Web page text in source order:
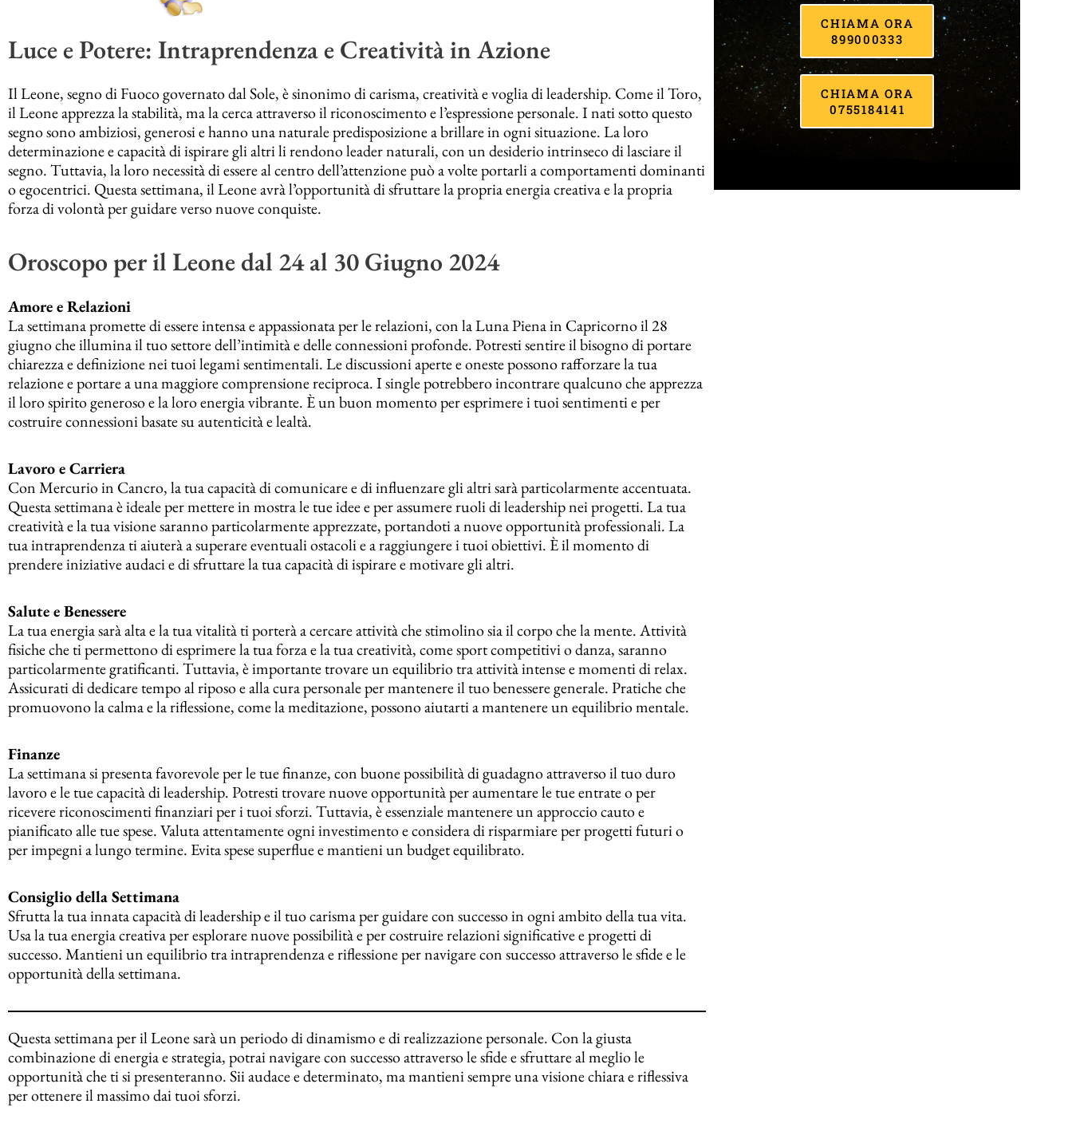
Luce e Potere: Intraprendenza e Creatività in Azione
Il Leone, segno di Fuoco governato dal Sole, è sinonimo di carisma, creatività e voglia di leadership. Come il Toro,
il Leone apprezza la stabilità, ma la cerca attraverso il riconoscimento e l’espressione personale. I nati sotto questo
segno sono ambiziosi, generosi e hanno una naturale predisposizione a brillare in ogni situazione. La loro
determinazione e capacità di ispirare gli altri li rendono leader naturali, con un desiderio intrinseco di lasciare il
segno. Tuttavia, la loro necessità di essere al centro dell’attenzione può a volte portarli a comportamenti dominanti
o egocentrici. Questa settimana, il Leone avrà l’opportunità di sfruttare la propria energia creativa e la propria
forza di volontà per guidare verso nuove conquiste.
Oroscopo per il Leone dal 24 al 30 Giugno 2024
Amore e Relazioni
La settimana promette di essere intensa e appassionata per le relazioni, con la Luna Piena in Capricorno il 28
giugno che illumina il tuo settore dell’intimità e delle connessioni profonde. Potresti sentire il bisogno di portare
chiarezza e definizione nei tuoi legami sentimentali. Le discussioni aperte e oneste possono rafforzare la tua
relazione e portare a una maggiore comprensione reciproca. I single potrebbero incontrare qualcuno che apprezza
il loro spirito generoso e la loro energia vibrante. È un buon momento per esprimere i tuoi sentimenti e per
costruire connessioni basate su autenticità e lealtà.
Lavoro e Carriera
Con Mercurio in Cancro, la tua capacità di comunicare e di influenzare gli altri sarà particolarmente accentuata.
Questa settimana è ideale per mettere in mostra le tue idee e per assumere ruoli di leadership nei progetti. La tua
creatività e la tua visione saranno particolarmente apprezzate, portandoti a nuove opportunità professionali. La
tua intraprendenza ti aiuterà a superare eventuali ostacoli e a raggiungere i tuoi obiettivi. È il momento di
prendere iniziative audaci e di sfruttare la tua capacità di ispirare e motivare gli altri.
Salute e Benessere
La tua energia sarà alta e la tua vitalità ti porterà a cercare attività che stimolino sia il corpo che la mente. Attività
fisiche che ti permettono di esprimere la tua forza e la tua creatività, come sport competitivi o danza, saranno
particolarmente gratificanti. Tuttavia, è importante trovare un equilibrio tra attività intense e momenti di relax.
Assicurati di dedicare tempo al riposo e alla cura personale per mantenere il tuo benessere generale. Pratiche che
promuovono la calma e la riflessione, come la meditazione, possono aiutarti a mantenere un equilibrio mentale.
Finanze
La settimana si presenta favorevole per le tue finanze, con buone possibilità di guadagno attraverso il tuo duro
lavoro e le tue capacità di leadership. Potresti trovare nuove opportunità per aumentare le tue entrate o per
ricevere riconoscimenti finanziari per i tuoi sforzi. Tuttavia, è essenziale mantenere un approccio cauto e
pianificato alle tue spese. Valuta attentamente ogni investimento e considera di risparmiare per progetti futuri o
per impegni a lungo termine. Evita spese superflue e mantieni un budget equilibrato.
Consiglio della Settimana
Sfrutta la tua innata capacità di leadership e il tuo carisma per guidare con successo in ogni ambito della tua vita.
Usa la tua energia creativa per esplorare nuove possibilità e per costruire relazioni significative e progetti di
successo. Mantieni un equilibrio tra intraprendenza e riflessione per navigare con successo attraverso le sfide e le
opportunità della settimana.
Questa settimana per il Leone sarà un periodo di dinamismo e di realizzazione personale. Con la giusta
combinazione di energia e strategia, potrai navigare con successo attraverso le sfide e sfruttare al meglio le
opportunità che ti si presenteranno. Sii audace e determinato, ma mantieni sempre una visione chiara e riflessiva
per ottenere il massimo dai tuoi sforzi.
CHIAMA ORA
899000333
CHIAMA ORA
0755184141